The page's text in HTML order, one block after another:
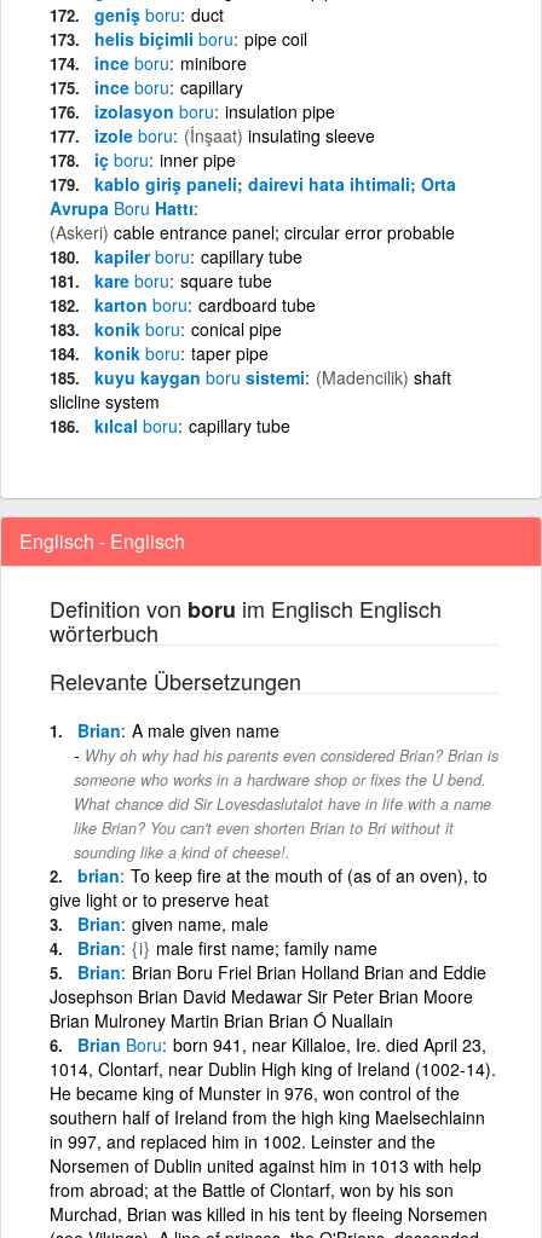
geniş boru duct
helis biçimli boru pipe coil
ince boru minibore
ince boru capillary
izolasyon boru insulation pipe
izole boru (İnşaat) insulating sleeve
iç boru inner pipe
kablo giriş paneli; dairevi hata ihtimali; Orta
Avrupa Boru Hattı
(Askeri) cable entrance panel; circular error probable
kapilerboru capillary tube
kare boru square tube
karton boru cardboard tube
konik boru conical pipe
konik boru taper pipe
kuyu kaygan boru sistemi (Madencilik) shaft
slicline system
kılcal boru capillary tube
Englisch - Englisch
Definition von boru im Englisch Englisch
wörterbuch
Relevante Übersetzungen
Brian A male given name
Why oh why had his parents even considered Brian? Brian is
someone who works in a hardware shop or fixes the U bend.
What chance did Sir Lovesdaslutalot have in life with a name
like Brian? You can't even shorten Brian to Bri without it
sounding like a kind of cheese!.
brian To keep fire at the mouth of (as of an oven), to
give light or to preserve heat
Brian given name, male
Brian {i} male first name; family name
Brian Brian Boru Friel Brian Holland Brian and Eddie
Josephson Brian David Medawar Sir Peter Brian Moore
Brian Mulroney Martin Brian Brian Ó Nuallain
Brian Boru born 941, near Killaloe, Ire. died April 23,
1014, Clontarf, near Dublin High king of Ireland (1002-14).
He became king of Munster in 976, won control of the
southern half of Ireland from the high king Maelsechlainn
in 997, and replaced him in 1002. Leinster and the
Norsemen of Dublin united against him in 1013 with help
from abroad; at the Battle of Clontarf, won by his son
Murchad, Brian was killed in his tent by fleeing Norsemen